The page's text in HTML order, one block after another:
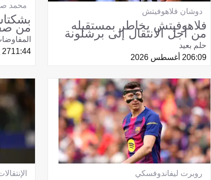
دوشان فلاهوفيتش
فلاهوفيتش يخاطر بمستقبله
من أجل الانتقال إلى برشلونة
حلم بعيد
06:092 أغسطس 2026
محمد
من
11:4427 يوليو 2026
روبرت ليفاندوفسكي